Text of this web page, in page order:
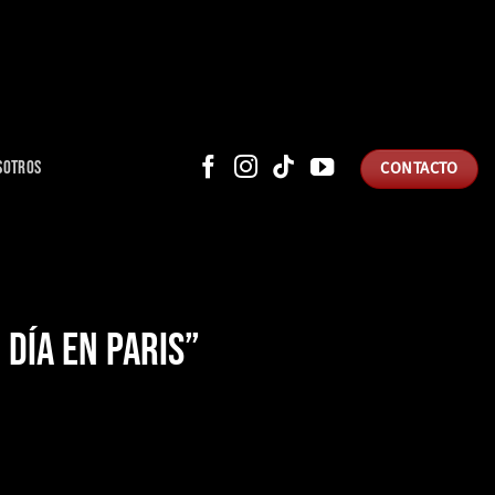
CONTACTO
EN PARIS”